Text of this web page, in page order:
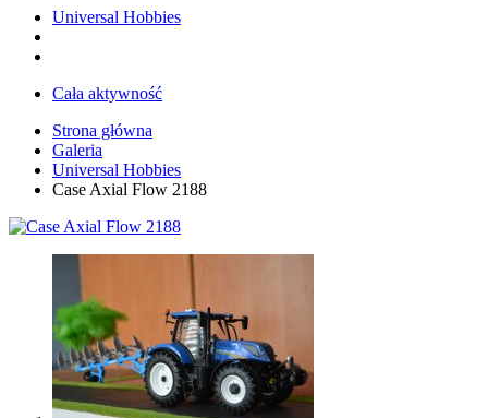
Universal Hobbies
Cała aktywność
Strona główna
Galeria
Universal Hobbies
Case Axial Flow 2188